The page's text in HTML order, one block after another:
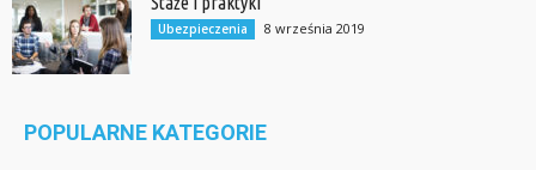
Ubezpieczenia 8 września 2019
POPULARNE KATEGORIE